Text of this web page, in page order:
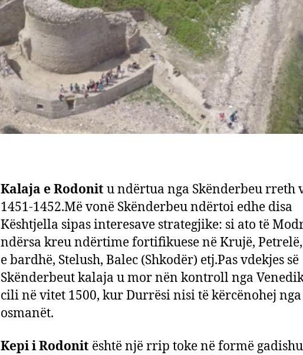
Kalaja e Rodonit u ndërtua nga Skënderbeu rreth
1451-1452.Më vonë Skënderbeu ndërtoi edhe disa
Kështjella sipas interesave strategjike: si ato të
ndërsa kreu ndërtime fortifikuese në Krujë,
e bardhë, Stelush, Balec (Shkodër) etj.Pas vdekjes së
Skënderbeut kalaja u mor nën kontroll nga
cili në vitet 1500, kur Durrësi nisi të kërcënohej nga
osmanët.
Kepi i Rodonit është një rrip toke në formë